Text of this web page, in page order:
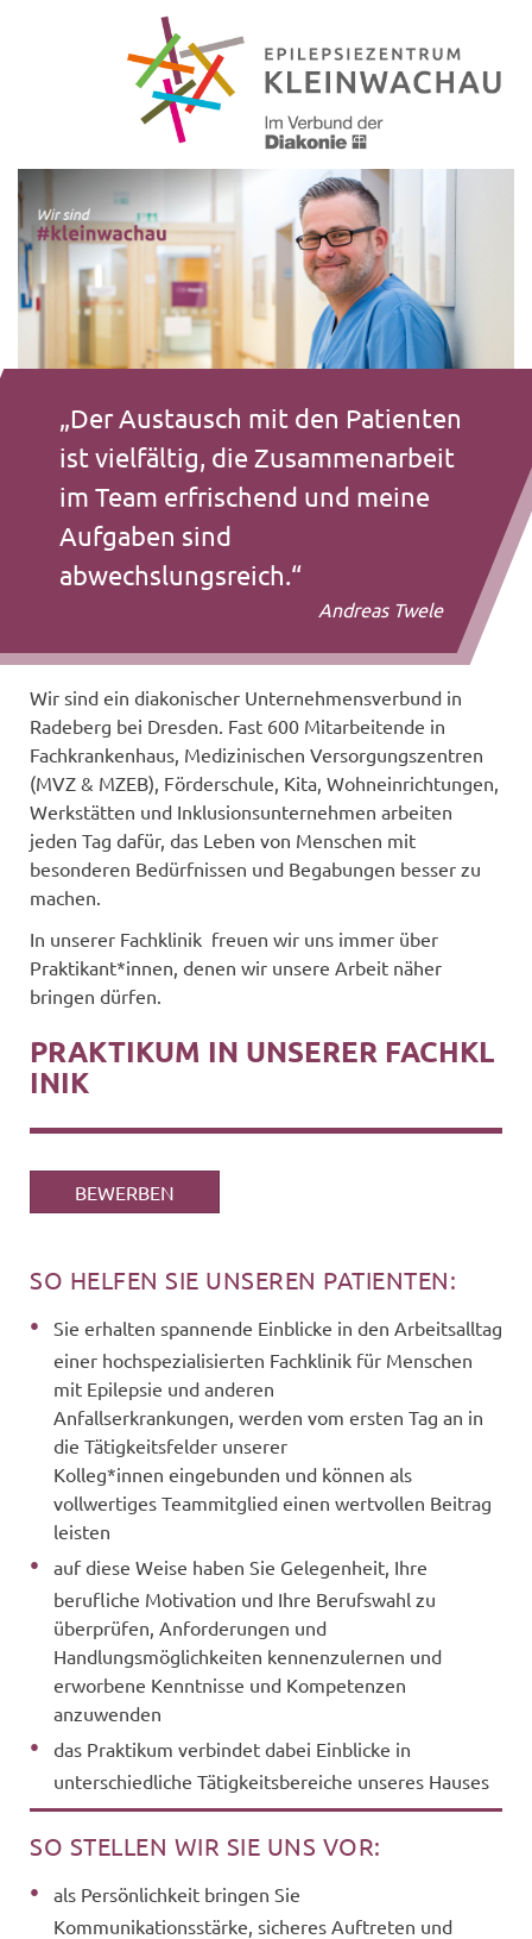
„Der Austausch mit den Patienten
ist vielfältig, die Zusammenarbeit
im Team erfrischend und meine
Aufgaben sind
abwechslungsreich.“
Andreas Twele
Wir sind ein diakonischer Unternehmensverbund in
Radeberg bei Dresden. Fast 600 Mitarbeitende in
Fachkrankenhaus, Medizinischen Versorgungszentren
(MVZ & MZEB), Förderschule, Kita, Wohneinrichtungen,
Werkstätten und Inklusionsunternehmen arbeiten
jeden Tag dafür, das Leben von Menschen mit
besonderen Bedürfnissen und Begabungen besser zu
machen.
In unserer Fachklinik freuen wir uns immer über
Praktikant*innen, denen wir unsere Arbeit näher
bringen dürfen.
PRAKTIKUM IN UNSERER FACHKL
INIK
BEWERBEN
SO HELFEN SIE UNSEREN PATIENTEN:
Sie erhalten spannende Einblicke in den Arbeitsalltag
einer hochspezialisierten Fachklinik für Menschen
mit Epilepsie und anderen
Anfallserkrankungen, werden vom ersten Tag an in
die Tätigkeitsfelder unserer
Kolleg*innen eingebunden und können als
vollwertiges Teammitglied einen wertvollen Beitrag
leisten
auf diese Weise haben Sie Gelegenheit, Ihre
berufliche Motivation und Ihre Berufswahl zu
überprüfen, Anforderungen und
Handlungsmöglichkeiten kennenzulernen und
erworbene Kenntnisse und Kompetenzen
anzuwenden
das Praktikum verbindet dabei Einblicke in
unterschiedliche Tätigkeitsbereiche unseres Hauses
SO STELLEN WIR SIE UNS VOR:
als Persönlichkeit bringen Sie
Kommunikationsstärke, sicheres Auftreten und